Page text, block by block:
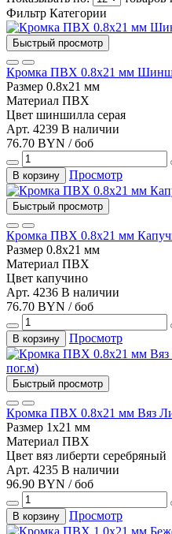
Фильтр Категории
Быстрый просмотр
Кромка ПВХ 0.8х21 мм
Размер 0.8х21 мм
Материал ПВХ
Цвет шиншилла серая
Арт. 4239 В наличии
76.70 BYN / боб
В корзину Просмотр
Быстрый просмотр
Кромка ПВХ 0.8х21 мм
Размер 0.8х21 мм
Материал ПВХ
Цвет капучино
Арт. 4236 В наличии
76.70 BYN / боб
В корзину Просмотр
Быстрый просмотр
Кромка ПВХ 0.8х21 мм Вяз
Размер 1х21 мм
Материал ПВХ
Цвет вяз либерти серебряный
Арт. 4235 В наличии
96.90 BYN / боб
В корзину Просмотр